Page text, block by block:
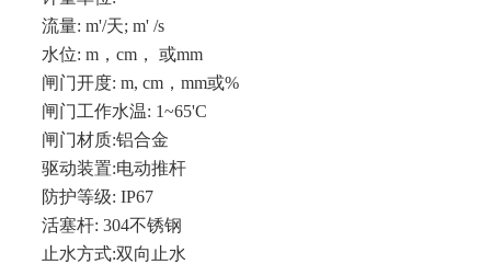
流量: m'/天; m' /s
水位: m，cm， 或mm
闸门开度: m, cm，mm或%
闸门工作水温: 1~65'C
闸门材质:铝合金
驱动装置:电动推杆
防护等级: IP67
活塞杆: 304不锈钢
止水方式:双向止水